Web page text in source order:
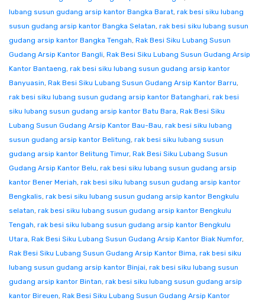
lubang susun gudang arsip kantor Bangka Barat, rak besi siku lubang
susun gudang arsip kantor Bangka Selatan, rak besi siku lubang susun
gudang arsip kantor Bangka Tengah, Rak Besi Siku Lubang Susun
Gudang Arsip Kantor Bangli, Rak Besi Siku Lubang Susun Gudang Arsip
Kantor Bantaeng, rak besi siku lubang susun gudang arsip kantor
Banyuasin, Rak Besi Siku Lubang Susun Gudang Arsip Kantor Barru,
rak besi siku lubang susun gudang arsip kantor Batanghari, rak besi
siku lubang susun gudang arsip kantor Batu Bara, Rak Besi Siku
Lubang Susun Gudang Arsip Kantor Bau-Bau, rak besi siku lubang
susun gudang arsip kantor Belitung, rak besi siku lubang susun
gudang arsip kantor Belitung Timur, Rak Besi Siku Lubang Susun
Gudang Arsip Kantor Belu, rak besi siku lubang susun gudang arsip
kantor Bener Meriah, rak besi siku lubang susun gudang arsip kantor
Bengkalis, rak besi siku lubang susun gudang arsip kantor Bengkulu
selatan, rak besi siku lubang susun gudang arsip kantor Bengkulu
Tengah, rak besi siku lubang susun gudang arsip kantor Bengkulu
Utara, Rak Besi Siku Lubang Susun Gudang Arsip Kantor Biak Numfor,
Rak Besi Siku Lubang Susun Gudang Arsip Kantor Bima, rak besi siku
lubang susun gudang arsip kantor Binjai, rak besi siku lubang susun
gudang arsip kantor Bintan, rak besi siku lubang susun gudang arsip
kantor Bireuen, Rak Besi Siku Lubang Susun Gudang Arsip Kantor